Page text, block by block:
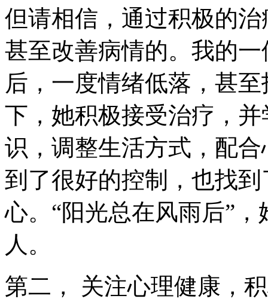
但请相信，通过积极的
甚至改善病情的。我的
后，一度情绪低落，甚
下，她积极接受治疗，
识，调整生活方式，配
到了很好的控制，也找
心。“阳光总在风雨后”
人。
第二， 关注心理健康，